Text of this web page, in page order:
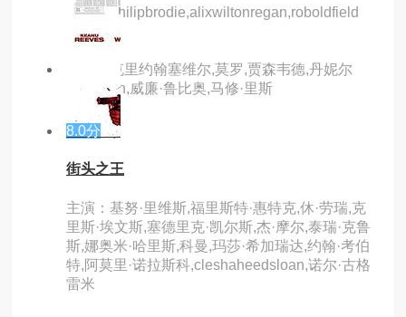
主演：philipbrodie,alixwiltonregan,roboldfield
主演：克里约翰塞维尔,莫罗,贾森韦德,丹妮尔
chuchran,威廉·鲁比奥,马修·里斯
8.0分 hd
街头之王
主演：基努·里维斯,福里斯特·惠特克,休·劳瑞,克
里斯·埃文斯,塞德里克·凯尔斯,杰·摩尔,泰瑞·克鲁
斯,娜奥米·哈里斯,科曼,玛莎·希加瑞达,约翰·考伯
特,阿莫里·诺拉斯科,cleshaheedsloan,诺尔·古格
雷米